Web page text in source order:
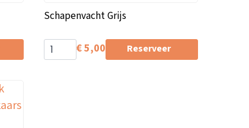
Schapenvacht Grijs
€5,00 Reserveer